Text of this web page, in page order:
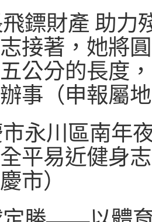
鏢財產 助力
接著，她將
公分的長度
事（申報屬
永川區南年
平易近健身
市）